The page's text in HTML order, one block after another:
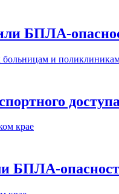
БПЛА-
БПЛА-